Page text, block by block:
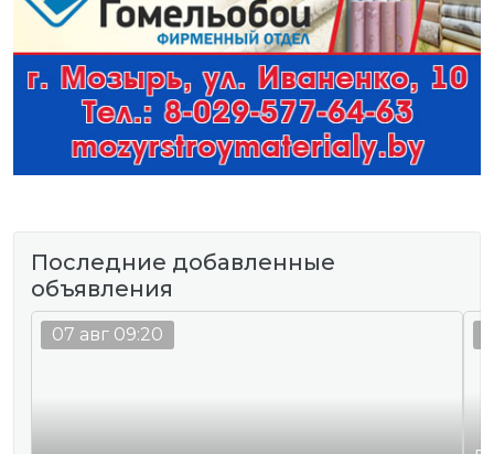
Последние добавленные
объявления
07 авг 09:20